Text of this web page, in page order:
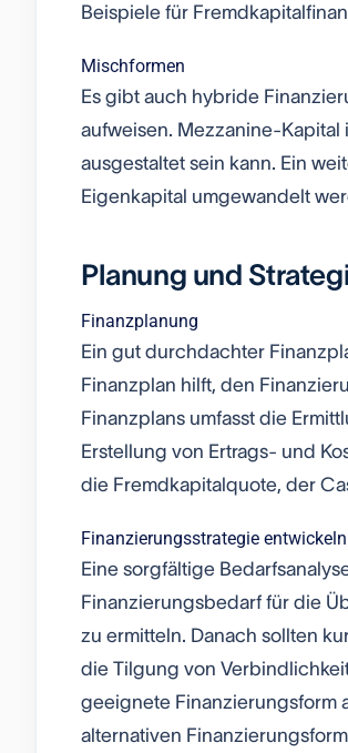
Beispiele für
Mischformen
Es gibt auch hybride
aufweisen. Mezzanine-Kapital
ausgestaltet sein kann. Ein
Eigenkapital umgewandelt
Planung und
Finanzplanung
Ein gut durchdachter
Finanzplan hilft, den
Finanzplans umfasst die
Erstellung von Ertrags- und
die Fremdkapitalquote, der
Finanzierungsstrategie entwickeln
Eine sorgfältige
Finanzierungsbedarf für die
zu ermitteln. Danach sollten
die Tilgung von
geeignete Finanzierungsform
alternativen